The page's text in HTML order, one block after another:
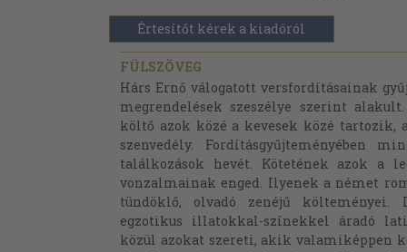
Értesítőt kérek a kiadóról
FÜLSZÖVEG
Hárs Ernő válogatott versfordításainak
megrendelések szeszélye szerint
költő azok közé a kevesek közé tartozik,
szenvedély. Fordításgyűjteményében
találkozások hevét. Kötetének azok a
vonzalmainak enged. Ilyenek a német
tündöklő, olvadó zenéjű
egzotikus illatokkal-színekkel áradó
közül azokat szereti, akik valamiképpen